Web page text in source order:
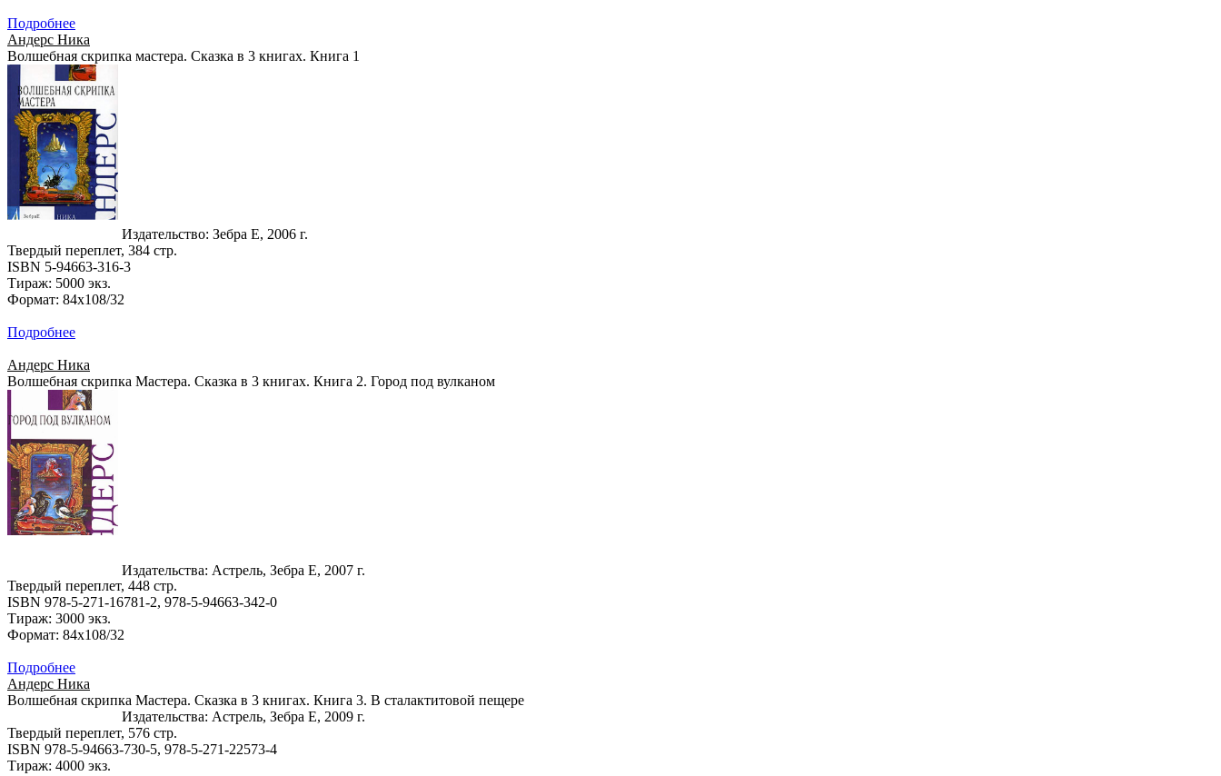
Подробнее
Андерс Ника
Волшебная скрипка мастера. Сказка в 3 книгах. Книга 1
Издательство: Зебра Е, 2006 г.
Твердый переплет, 384 стр.
ISBN 5-94663-316-3
Тираж: 5000 экз.
Формат: 84x108/32
Подробнее
Андерс Ника
Волшебная скрипка Мастера. Сказка в 3 книгах. Книга 2. Город под вулканом
Издательства: Астрель, Зебра Е, 2007 г.
Твердый переплет, 448 стр.
ISBN 978-5-271-16781-2, 978-5-94663-342-0
Тираж: 3000 экз.
Формат: 84x108/32
Подробнее
Андерс Ника
Волшебная скрипка Мастера. Сказка в 3 книгах. Книга 3. В сталактитовой пещере
Издательства: Астрель, Зебра Е, 2009 г.
Твердый переплет, 576 стр.
ISBN 978-5-94663-730-5, 978-5-271-22573-4
Тираж: 4000 экз.